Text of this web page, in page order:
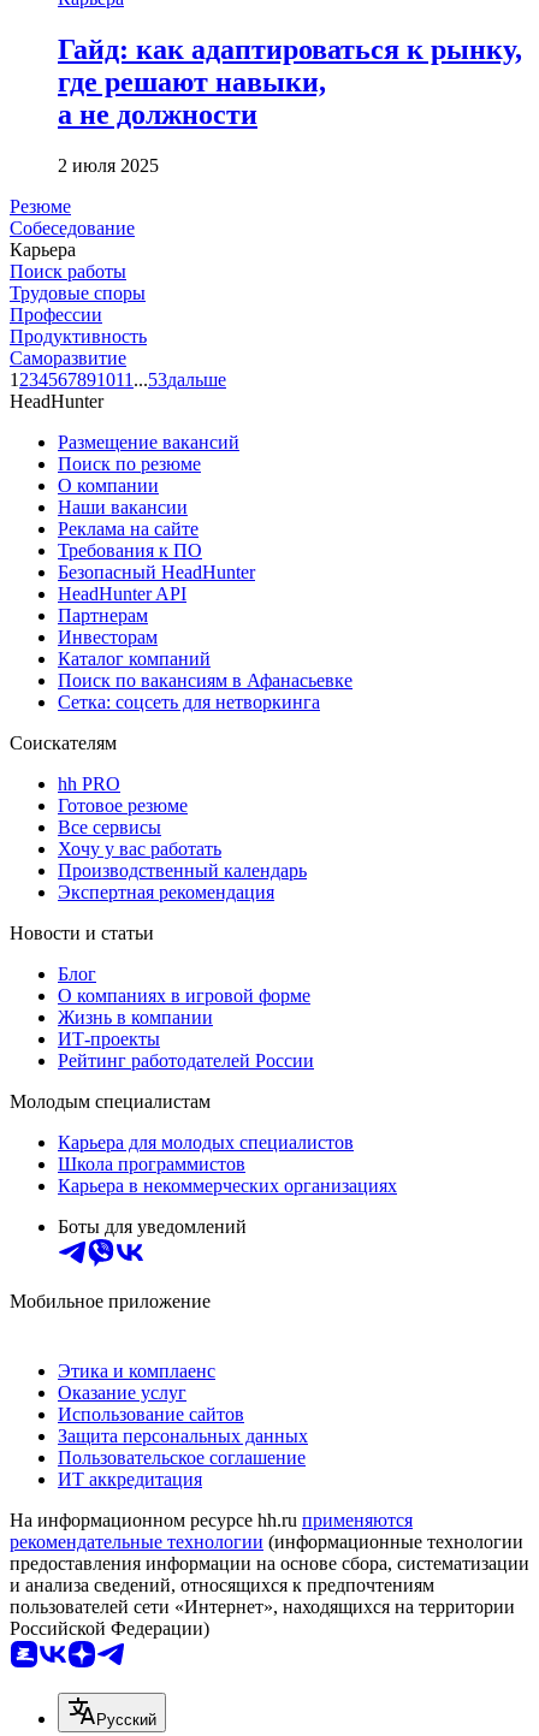
Гайд: как адаптироваться к рынку,
где решают навыки,
а не должности
2 июля 2025
Резюме
Собеседование
Карьера
Поиск работы
Трудовые споры
Профессии
Продуктивность
Саморазвитие
1 234567891011 ...53дальше
HeadHunter
Размещение вакансий
Поиск по резюме
О компании
Наши вакансии
Реклама на сайте
Требования к ПО
Безопасный HeadHunter
HeadHunter API
Партнерам
Инвесторам
Каталог компаний
Поиск по вакансиям в Афанасьевке
Сетка: соцсеть для нетворкинга
Соискателям
hh PRO
Готовое резюме
Все сервисы
Хочу у вас работать
Производственный календарь
Экспертная рекомендация
Новости и статьи
Блог
О компаниях в игровой форме
Жизнь в компании
ИТ-проекты
Рейтинг работодателей России
Молодым специалистам
Карьера для молодых специалистов
Школа программистов
Карьера в некоммерческих организациях
Боты для уведомлений
Мобильное приложение
Этика и комплаенс
Оказание услуг
Использование сайтов
Защита персональных данных
Пользовательское соглашение
ИТ аккредитация
На информационном ресурсе hh.ru применяются
рекомендательные технологии (информационные технологии
предоставления информации на основе сбора, систематизации
и анализа сведений, относящихся к предпочтениям
пользователей сети «Интернет», находящихся на территории
Российской Федерации)
Русский